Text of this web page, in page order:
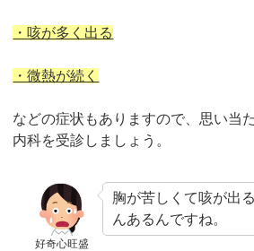
・咳が多く出る
・微熱が続く
などの症状もありますので、思い当
内科を受診しましょう。
好奇心旺盛
胸が苦しくて咳が出
んあるんですね。